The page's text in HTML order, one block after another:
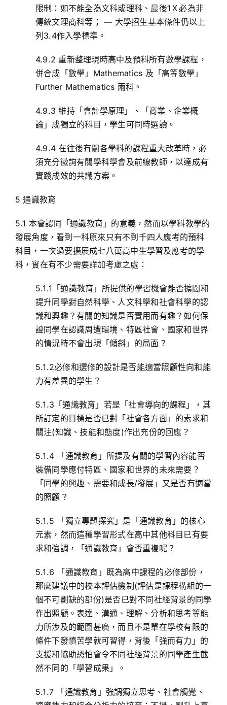
限制：如不能全為文科或理科、最後1Ｘ必為非
傳統文理商科等； — 大學招生基本條件仍以上
列3.4作入學標準。
4.9.2 重新整理現時高中及預科所有數學課程，
併合成「數學」Mathematics 及「高等數學」
Further Mathematics 兩科。
4.9.3 維持「會計學原理」、「商業、企業概
論」成獨立的科目，學生可同時選讀。
4.9.4 在往後有關各學科的課程重大改革時，必
須充分徵詢有關學科學會及前線教師，以達成有
實踐成效的共識方案。
5 通識教育
5.1 本會認同「通識教育」的意義，然而以學科教學的
發展角度，看到一科原來只有不到千四人應考的預科
科目，一次過要擴展成七八萬高中生學習及應考的學
科，實在有不少需要詳加考慮之處：
5.1.1「通識教育」所提供的學習機會能否擴闊和
提升同學對自然科學、人文科學和社會科學的認
識和興趣？有關的知識是否實用而有趣？如何保
證同學在認識周遭環境、特區社會、國家和世界
的情況時不會出現「傾斜」的局面？
5.1.2必修和選修的設計是否能適當照顧性向和能
力有差異的學生？
5.1.3「通識教育」若是「社會導向的課程」，其
所訂定的目標是否已對「社會各方面」的素求和
關注(知識、技能和態度)作出充份的回應？
5.1.4 「通識教育」所提及有關的學習內容能否
裝備同學應付特區、國家和世界的未來需要？
「同學的興趣、需要和成長/發展」又是否有適當
的照顧？
5.1.5 「獨立專題探究」是「通識教育」的核心
元素，然而這種學習形式在高中其他科目已有要
求和強調，「通識教育」會否重複呢？
5.1.6 「通識教育」既為高中課程的必修部份，
那麼建議中的校本評估機制(評估是課程構組的一
個不可劃缺的部份)是否已對不同社經背景的同學
作出照顧。表達、溝通、理解、分析和思考等能
力所涉及的範圍甚廣，而且不是單在學校有限的
條件下發憤苦學就可習得，背後「強而有力」的
支援和協助恐怕會令不同社經背景的同學產生截
然不同的「學習成果」。
5.1.7 「通識教育」強調獨立思考、社會觸覺、